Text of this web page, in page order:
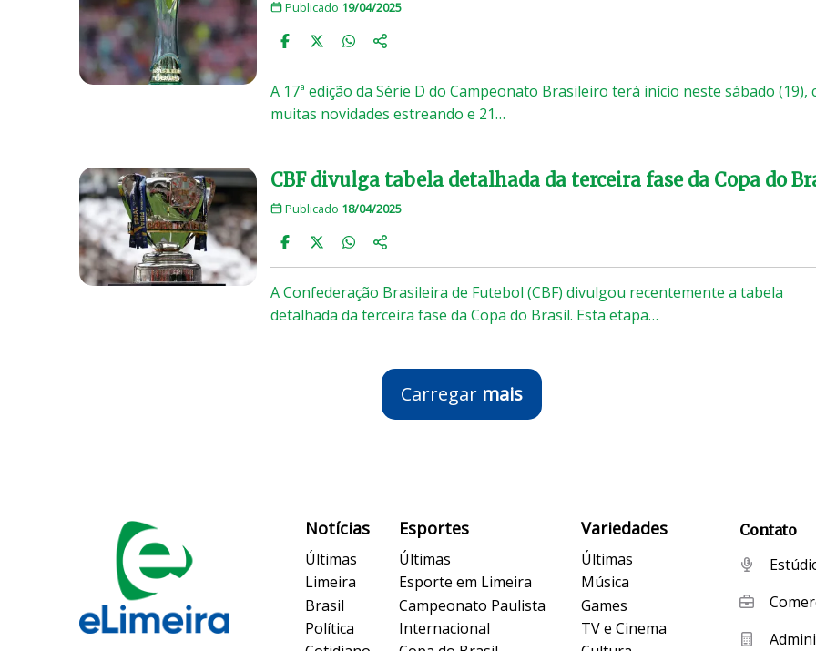
Publicado 19/04/2025
A 17ª edição da Série D do Campeonato Brasileiro terá início neste sábado (19),
muitas novidades estreando e 21…
CBF divulga tabela detalhada da terceira fase da Copa do
Publicado 18/04/2025
A Confederação Brasileira de Futebol (CBF) divulgou recentemente a tabela
detalhada da terceira fase da Copa do Brasil. Esta etapa…
Carregar mais
Notícias
Últimas
Limeira
Brasil
Política
Esportes
Últimas
Esporte em Limeira
Campeonato Paulista
Internacional
Variedades
Últimas
Música
Games
TV e Cinema
Contato